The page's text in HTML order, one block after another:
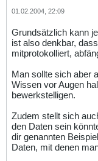
01.02.2004, 22:09
Grundsätzlich kann
ist also denkbar,
mitprotokolliert,
Man sollte sich aber
Wissen vor Augen
bewerkstelligen.
Zudem stellt sich
den Daten sein
dir genannten
Daten, mit denen